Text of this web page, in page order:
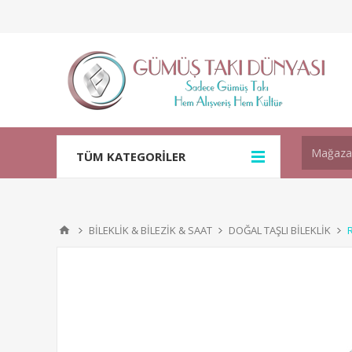
TÜM KATEGORİLER
BİLEKLİK & BİLEZİK & SAAT DOĞAL TAŞLI BİLEKLİK